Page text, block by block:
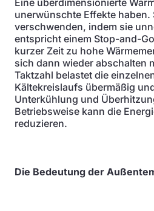
Eine überdimensionierte
unerwünschte Effekte haben.
verschwenden, indem sie
entspricht einem Stop-and-
kurzer Zeit zu hohe
sich dann wieder abschalten
Taktzahl belastet die
Kältekreislaufs übermäßig
Unterkühlung und
Betriebsweise kann die
reduzieren.
Die Bedeutung der